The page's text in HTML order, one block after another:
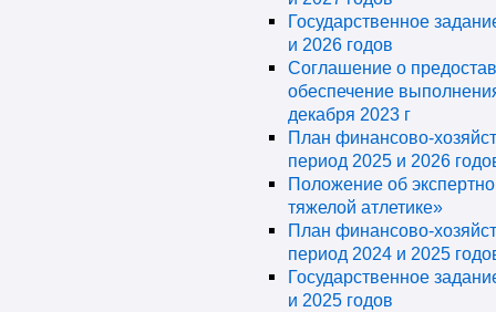
Государственное
и 2026 годов
Соглашение о
обеспечение
декабря 2023 г
План финансово-
период 2025 и 2026
Положение об
тяжелой атлетике»
План финансово-
период 2024 и 2025
Государственное
и 2025 годов